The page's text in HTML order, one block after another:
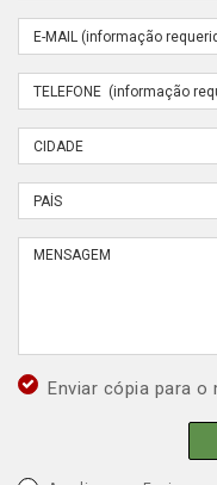
Enviar cópia para o